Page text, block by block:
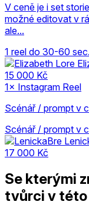
V ceně je i set
možné editovat v
ale...
1 reel do 30-60 sec.
15 000 Kč
1× Instagram Reel
Scénář / prompt v
Scénář / prompt v
17 000 Kč
Se kterými
tvůrci v